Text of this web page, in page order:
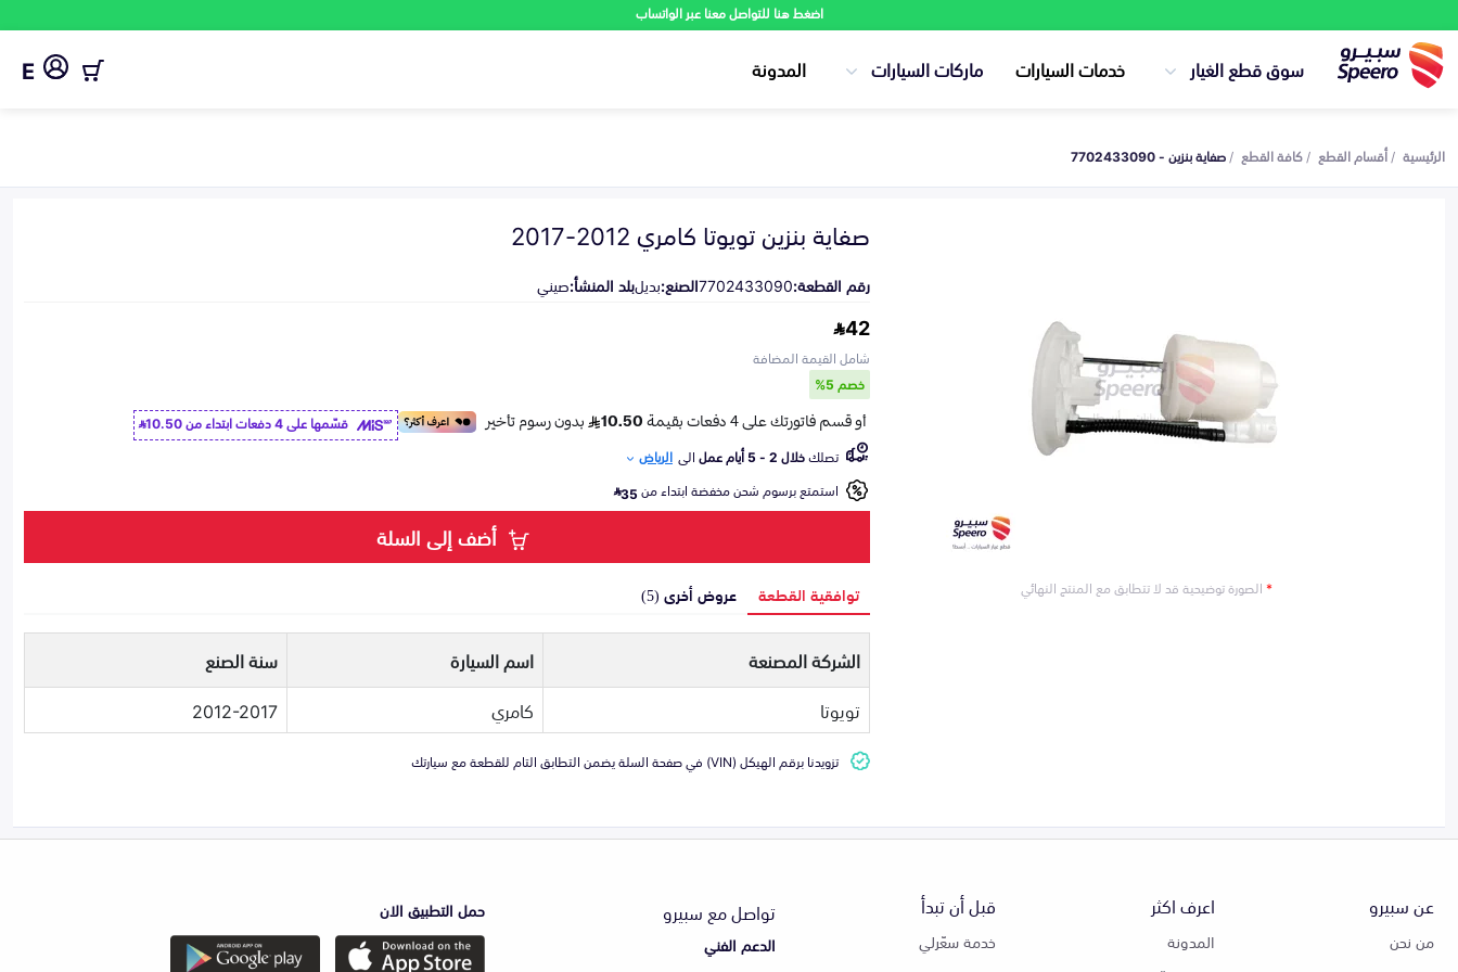
اضغط هنا للتواصل معنا عبر الواتساب
سوق قطع الغيار خدمات السيارات ماركات السيارات المدونة E
الرئيسية أقسام القطع كافة القطع صفاية بنزين - 7702433090
*الصورة توضيحية قد لا تتطابق مع المنتج النهائي
صفاية بنزين تويوتا كامري 2012-2017
رقم القطعة:7702433090الصنع:بديلبلد المنشأ:صيني
42
شامل القيمة المضافة
خصم 5%
قسّمها على 4 دفعات ابتداء من
10.50
تصلكخلال 2 - 5 أيام عمل الى الرياض
استمتع برسوم شحن مخفضة ابتداء من35
أضف إلى السلة
توافقية القطعة عروض أخرى (5)
الشركة المصنعة اسم السيارة
سنة الصنع
تويوتا
كامري 2012-2017
تزويدنا برقم الهيكل (VIN) في صفحة السلة يضمن التطابق التام للقطعة مع سيارتك
عن سبيرو
من نحن
اعرف اكثر
المدونة
قبل أن تبدأ
خدمة سعّرلي
تواصل مع سبيرو
الدعم الفني
حمل التطبيق الان